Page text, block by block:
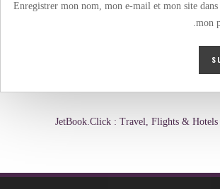
Enregistrer mon nom, mon e-mail et mon site
mon
JetBook.Click : Travel, Flights & Hotels